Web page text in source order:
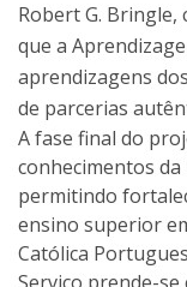
Robert G. Bringle,
que a
aprendizagens
de parcerias
A fase final do
conhecimentos
permitindo
ensino superior
Católica